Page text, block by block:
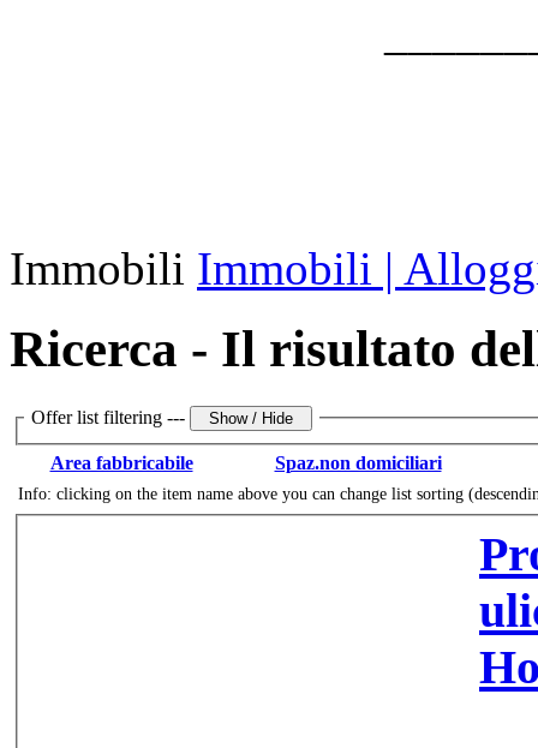
Immobili Immobili |
Ricerca - Il risultato
Offer list filtering ---
Area fabbricabile Spaz.non domiciliari
Info: clicking on the item name above you can change list sorting
Prodej
ulici